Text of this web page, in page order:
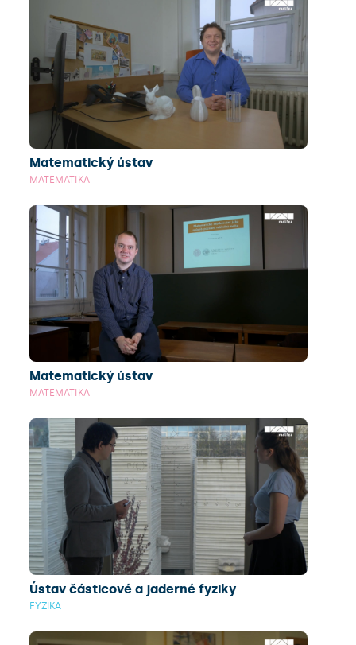
Matematický ústav
MATEMATIKA
Matematický ústav
MATEMATIKA
Ústav částicové a jaderné fyziky
FYZIKA